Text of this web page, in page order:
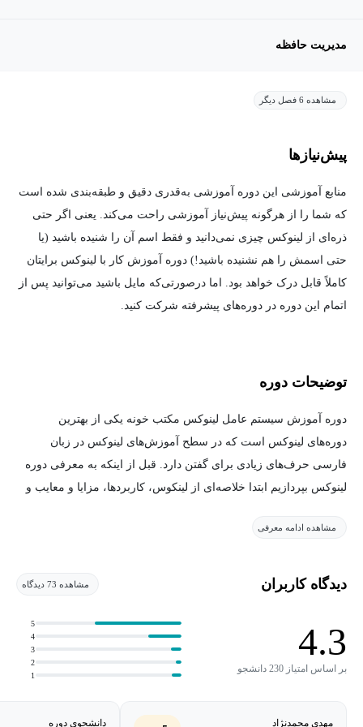
مدیریت حافظه
مشاهده 6 فصل دیگر
پیش‌نیاز‌ها
منابع آموزشی این دوره آموزشی به‌قدری دقیق و طبقه‌بندی شده است
که شما را از هرگونه پیش‌نیاز آموزشی راحت می‌کند. یعنی اگر حتی
ذره‌ای از لینوکس چیزی نمی‌دانید و فقط اسم آن را شنیده باشید (یا
حتی اسمش را هم نشنیده باشید!) دوره آموزش کار با لینوکس برایتان
کاملاً قابل‌ درک خواهد بود. اما درصورتی‌که مایل باشید می‌توانید پس از
اتمام این دوره در دوره‌های پیشرفته شرکت کنید.
توضیحات دوره
دوره آموزش سیستم عامل لینوکس مکتب خونه یکی از بهترین
دوره‌های لینوکس است که در سطح آموزش‌های لینوکس در زبان
فارسی حرف‌های زیادی برای گفتن دارد. قبل از اینکه به معرفی دوره
لینوکس بپردازیم ابتدا خلاصه‌ای از لینکوس، کاربردها، مزایا و معایب و
لینوکس LINUX مخفف Lovable Intellect Not Using XP است. لینوکس
لینوکس یک سیستم عامل منبع باز و توسعه‌یافته توسط جامعه برای
کامپیوترها، سرورها، دستگاه‌های تلفن همراه و غیره است. لینوکس
مشاهده ادامه معرفی
دیدگاه کاربران مشاهده 73 دیدگاه
4.3
بر اساس امتیاز 230 دانشجو
1
2
3
4
5
مهدی محمدنژاد
دانشجوی دوره